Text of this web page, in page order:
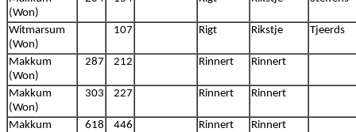
(Won)
Witmarsum
(Won)
107 Rigt Rikstje Tjeerds
Makkum
(Won)
287 212 Rinnert Rinnert
Makkum
(Won)
303 227 Rinnert Rinnert
Makkum
618 446 Rinnert Rinnert